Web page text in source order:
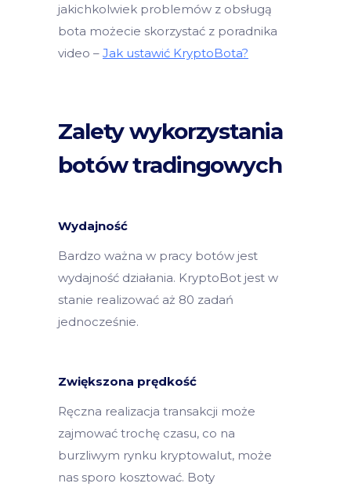
jakichkolwiek problemów z obsługą
bota możecie skorzystać z poradnika
video – Jak ustawić KryptoBota?
Zalety wykorzystania
botów tradingowych
Wydajność
Bardzo ważna w pracy botów jest
wydajność działania. KryptoBot jest w
stanie realizować aż 80 zadań
jednocześnie.
Zwiększona prędkość
Ręczna realizacja transakcji może
zajmować trochę czasu, co na
burzliwym rynku kryptowalut, może
nas sporo kosztować. Boty